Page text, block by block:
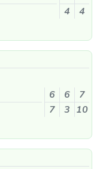
4
4
6 6
7
7
3 10